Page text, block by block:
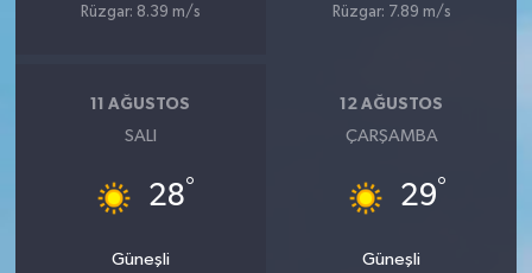
Rüzgar: 8.39 m/s
Rüzgar: 7.89 m/s
11 AĞUSTOS
SALI
28°
Güneşli
12 AĞUSTOS
ÇARŞAMBA
29°
Güneşli